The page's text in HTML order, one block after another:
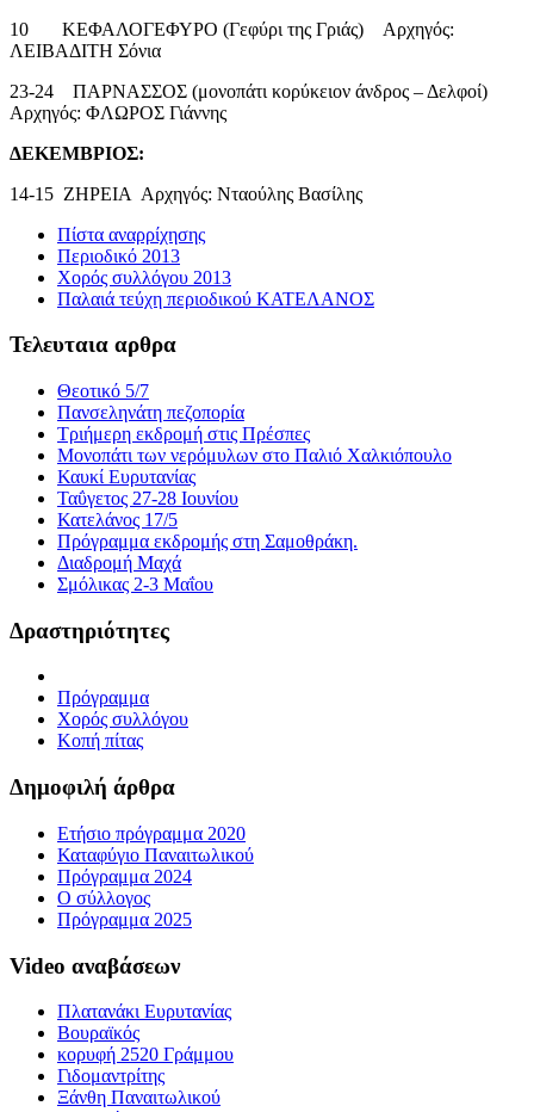
10 ΚΕΦΑΛΟΓΕΦΥΡΟ (Γεφύρι της Γριάς) Αρχηγός:
ΛΕΙΒΑΔΙΤΗ Σόνια
23-24 ΠΑΡΝΑΣΣΟΣ (μονοπάτι κορύκειον άνδρος – Δελφοί)
Αρχηγός: ΦΛΩΡΟΣ Γιάννης
ΔΕΚΕΜΒΡΙΟΣ:
14-15 ΖΗΡΕΙΑ Αρχηγός: Νταούλης Βασίλης
Πίστα αναρρίχησης
Περιοδικό 2013
Χορός συλλόγου 2013
Παλαιά τεύχη περιοδικού ΚΑΤΕΛΑΝΟΣ
Τελευταια αρθρα
Θεοτικό 5/7
Πανσεληνάτη πεζοπορία
Τριήμερη εκδρομή στις Πρέσπες
Μονοπάτι των νερόμυλων στο Παλιό Χαλκιόπουλο
Καυκί Ευρυτανίας
Ταΰγετος 27-28 Ιουνίου
Κατελάνος 17/5
Πρόγραμμα εκδρομής στη Σαμοθράκη.
Διαδρομή Μαχά
Σμόλικας 2-3 Μαΐου
Δραστηριότητες
Πρόγραμμα
Χορός συλλόγου
Κοπή πίτας
Δημοφιλή άρθρα
Ετήσιο πρόγραμμα 2020
Καταφύγιο Παναιτωλικού
Πρόγραμμα 2024
Ο σύλλογος
Πρόγραμμα 2025
Video αναβάσεων
Πλατανάκι Ευρυτανίας
Βουραϊκός
κορυφή 2520 Γράμμου
Γιδομαντρίτης
Ξάνθη Παναιτωλικού